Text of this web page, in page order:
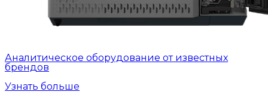
Аналитическое оборудование от известных
брендов
Узнать больше